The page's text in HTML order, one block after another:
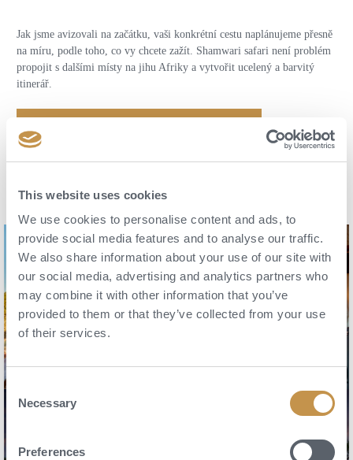
This website uses cookies
We use cookies to personalise content and ads, to
provide social media features and to analyse our traffic.
We also share information about your use of our site with
our social media, advertising and analytics partners who
may combine it with other information that you’ve
provided to them or that they’ve collected from your use
of their services.
Consent
Selection
Necessary
Preferences
Jak jsme avizovali na začátku, vaši konkrétní cestu naplánujeme přesně
na míru, podle toho, co vy chcete zažít. Shamwari safari není problém
propojit s dalšími místy na jihu Afriky a vytvořit ucelený a barvitý
itinerář.